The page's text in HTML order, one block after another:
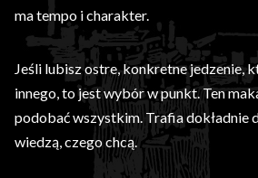
ma tempo i charakter.
Jeśli lubisz ostre, konkretne jedzenie,
innego, to jest wybór w punkt. Ten
podobać wszystkim. Trafia dokładnie
wiedzą, czego chcą.